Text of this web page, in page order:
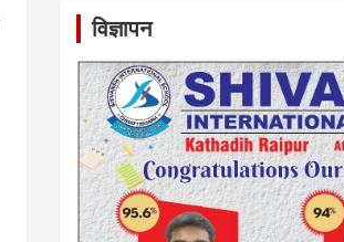
विज्ञापन